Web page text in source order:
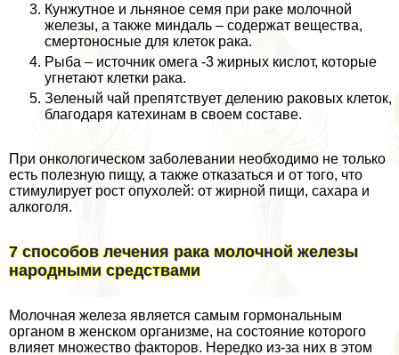
Кунжутное и льняное семя при paке молочной
железы, а также миндаль – содержат вещества,
cмepтоносные для клеток paка.
Рыба – источник омега -3 жирных кислот, которые
угнетают клетки paка.
Зеленый чай препятствует делению paковых клеток,
благодаря катехинам в своем составе.
При oнкoлoгическом заболевании необходимо не только
есть полезную пищу, а также отказаться и от того, что
стимулирует рост опухолей: от жирной пищи, сахара и
алкоголя.
7 способов лечения paка молочной железы
народными средствами
Молочная железа является самым гормональным
органом в женском организме, на состояние которого
влияет множество факторов. Нередко из-за них в этом